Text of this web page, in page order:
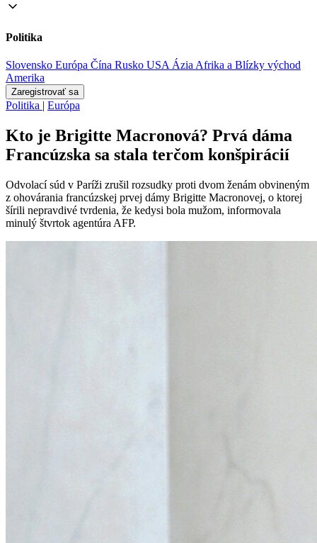
Politika
Slovensko Európa Čína Rusko USA ÁziaAfrika a Blízky východ
Amerika
Zaregistrovať sa
Politika | Európa
Kto je Brigitte Macronová? Prvá dáma
Francúzska sa stala terčom konšpirácií
Odvolací súd v Paríži zrušil rozsudky proti dvom ženám obvineným
z ohovárania francúzskej prvej dámy Brigitte Macronovej, o ktorej
šírili nepravdivé tvrdenia, že kedysi bola mužom, informovala
minulý štvrtok agentúra AFP.